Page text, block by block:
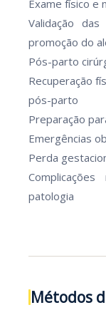
Exame físico e
Validação
promoção do
Pós-parto
Recuperação
pós-parto
Preparação
Emergências
Perda
patologia
Métodos